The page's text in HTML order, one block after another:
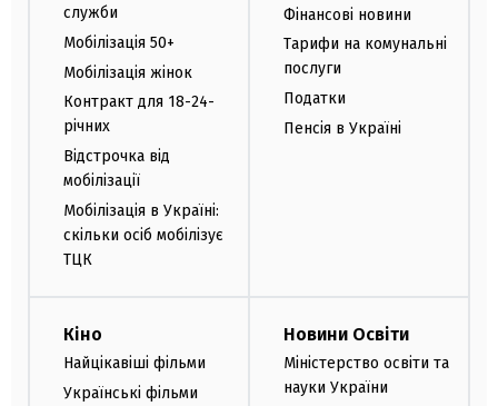
служби
Мобілізація 50+
Мобілізація жінок
Контракт для 18-24-
річних
Відстрочка від
мобілізації
Мобілізація в Україні:
скільки осіб мобілізує
ТЦК
Фінансові новини
Тарифи на комунальні
послуги
Податки
Пенсія в Україні
Кіно
Найцікавіші фільми
Українські фільми
Новини Освіти
Міністерство освіти та
науки України